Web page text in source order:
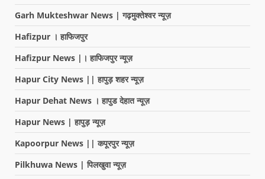
Garh Mukteshwar News | गढ़मुक्तेश्वर न्यूज़
Hafizpur । हाफिजपुर
Hafizpur News |। हाफिजपुर न्यूज़
Hapur City News || हापुड़ शहर न्यूज़
Hapur Dehat News । हापुड देहात न्यूज़
Hapur News | हापुड़ न्यूज़
Kapoorpur News || कपूरपुर न्यूज़
Pilkhuwa News | पिलखुवा न्यूज़